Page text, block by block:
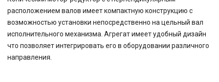
расположением валов имеет компактную конструкцию с
возможностью установки непосредственно на цельный вал
исполнительного механизма. Агрегат имеет удобный дизайн
что позволяет интегрировать его в оборудовании различного
направления.